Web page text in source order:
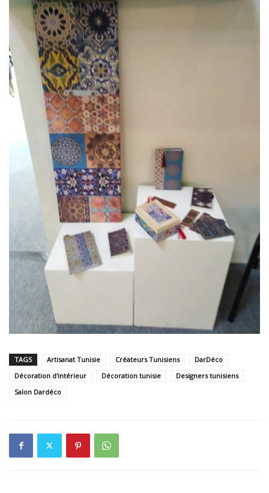
TAGS Artisanat Tunisie Créateurs Tunisiens
DarDéco
Décoration d'intérieur
Décoration tunisie
Designers tunisiens
Salon Dardéco